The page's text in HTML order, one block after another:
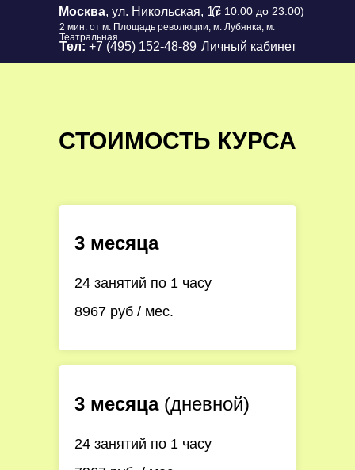
Тел: +7 (495) 152-48-89 Личный кабинет
Москва, ул. Никольская, 17(с 10:00 до 23:00)
2 мин. от м. Площадь революции, м. Лубянка, м.
Театральная
СТОИМОСТЬ КУРСА
3 месяца
24 занятий по 1 часу
8967 руб / мес.
24 занятий по 1 часу
3 месяца (дневной)